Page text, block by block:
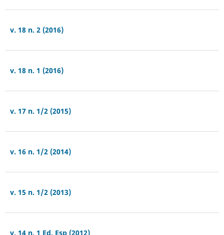
v. 18 n. 2 (2016)
v. 18 n. 1 (2016)
v. 17 n. 1/2 (2015)
v. 16 n. 1/2 (2014)
v. 15 n. 1/2 (2013)
v. 14 n. 1 Ed. Esp (2012)